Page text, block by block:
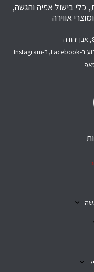
כלי בישול אפיה והגשה,
אווירה
ופתוחה בהתאם לשעות שמתעדכנות מידי שבוע ב-Facebook, ב-Instagram